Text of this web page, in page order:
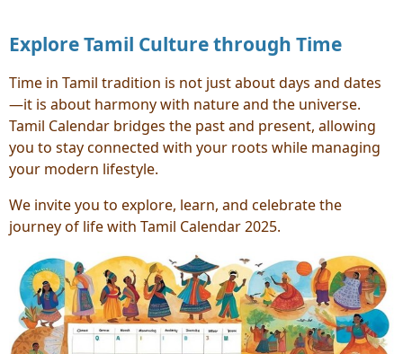
Explore Tamil Culture through Time
Time in Tamil tradition is not just about days and dates
—it is about harmony with nature and the universe.
Tamil Calendar bridges the past and present, allowing
you to stay connected with your roots while managing
your modern lifestyle.
We invite you to explore, learn, and celebrate the
journey of life with Tamil Calendar 2025.